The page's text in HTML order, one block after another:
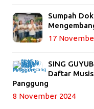
Sumpah
17
SING
Daftar
Panggung
8 November 2024